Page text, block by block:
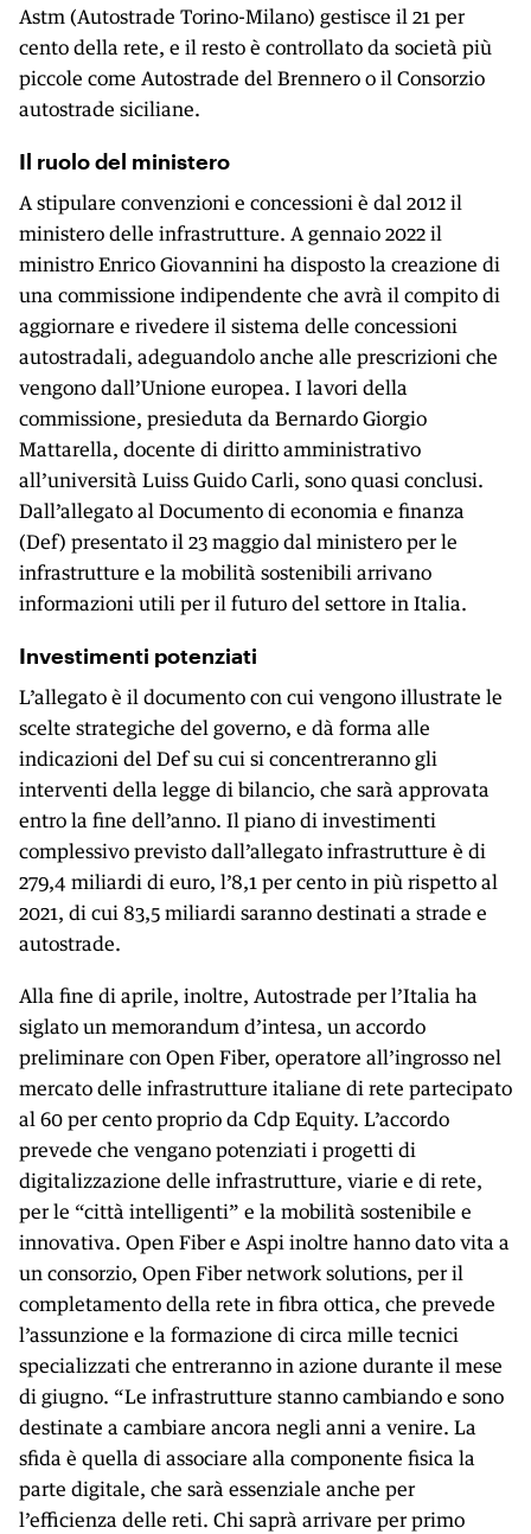
Astm (Autostrade Torino-Milano) gestisce il 21 per
cento della rete, e il resto è controllato da società più
piccole come Autostrade del Brennero o il Consorzio
autostrade siciliane.
Il ruolo del ministero
A stipulare convenzioni e concessioni è dal 2012 il
ministero delle infrastrutture. A gennaio 2022 il
ministro Enrico Giovannini ha disposto la creazione di
una commissione indipendente che avrà il compito di
aggiornare e rivedere il sistema delle concessioni
autostradali, adeguandolo anche alle prescrizioni che
vengono dall’Unione europea. I lavori della
commissione, presieduta da Bernardo Giorgio
Mattarella, docente di diritto amministrativo
all’università Luiss Guido Carli, sono quasi conclusi.
Dall’allegato al Documento di economia e finanza
(Def) presentato il 23 maggio dal ministero per le
infrastrutture e la mobilità sostenibili arrivano
informazioni utili per il futuro del settore in Italia.
Investimenti potenziati
L’allegato è il documento con cui vengono illustrate le
scelte strategiche del governo, e dà forma alle
indicazioni del Def su cui si concentreranno gli
interventi della legge di bilancio, che sarà approvata
entro la fine dell’anno. Il piano di investimenti
complessivo previsto dall’allegato infrastrutture è di
279,4 miliardi di euro, l’8,1 per cento in più rispetto al
2021, di cui 83,5 miliardi saranno destinati a strade e
autostrade.
Alla fine di aprile, inoltre, Autostrade per l’Italia ha
siglato un memorandum d’intesa, un accordo
preliminare con Open Fiber, operatore all’ingrosso nel
mercato delle infrastrutture italiane di rete partecipato
al 60 per cento proprio da Cdp Equity. L’accordo
prevede che vengano potenziati i progetti di
digitalizzazione delle infrastrutture, viarie e di rete,
per le “città intelligenti” e la mobilità sostenibile e
innovativa. Open Fiber e Aspi inoltre hanno dato vita a
un consorzio, Open Fiber network solutions, per il
completamento della rete in fibra ottica, che prevede
l’assunzione e la formazione di circa mille tecnici
specializzati che entreranno in azione durante il mese
di giugno. “Le infrastrutture stanno cambiando e sono
destinate a cambiare ancora negli anni a venire. La
sfida è quella di associare alla componente fisica la
parte digitale, che sarà essenziale anche per
l’efficienza delle reti. Chi saprà arrivare per primo